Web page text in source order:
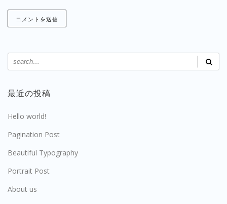
最近の投稿
Hello world!
Pagination Post
Beautiful Typography
Portrait Post
About us